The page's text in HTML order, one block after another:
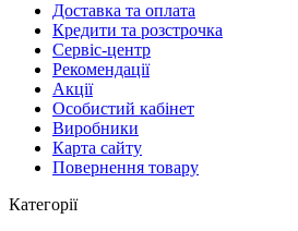
Доставка та оплата
Кредити та розстрочка
Сервіc-центр
Рекомендації
Акції
Особистий кабінет
Виробники
Карта сайту
Повернення товару
Категорії